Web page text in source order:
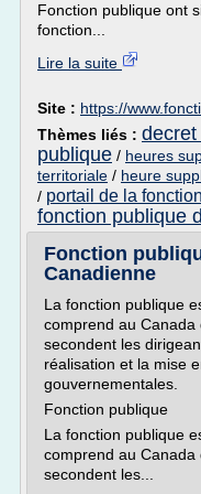
Fonction publique ont
fonction...
Lire la suite
Site : https://
Thèmes liés :
publique / heures
territoriale / heure
/ portail de la
fonction publique
Fonction
Canadienne
La fonction publique
comprend au
secondent les
réalisation et la mise
gouvernementales.
Fonction publique
La fonction publique
comprend au
secondent les...